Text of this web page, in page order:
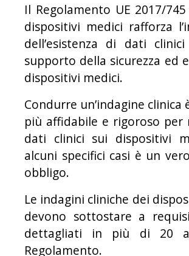
Il Regolamento UE 2017/
dispositivi medici rafforza
dell’esistenza di dati
supporto della sicurezza ed
dispositivi medici.
Condurre un’indagine clinica
più affidabile e rigoroso per
dati clinici sui dispositivi
alcuni specifici casi è un
obbligo.
Le indagini cliniche dei
devono sottostare a
dettagliati in più di 20
Regolamento.